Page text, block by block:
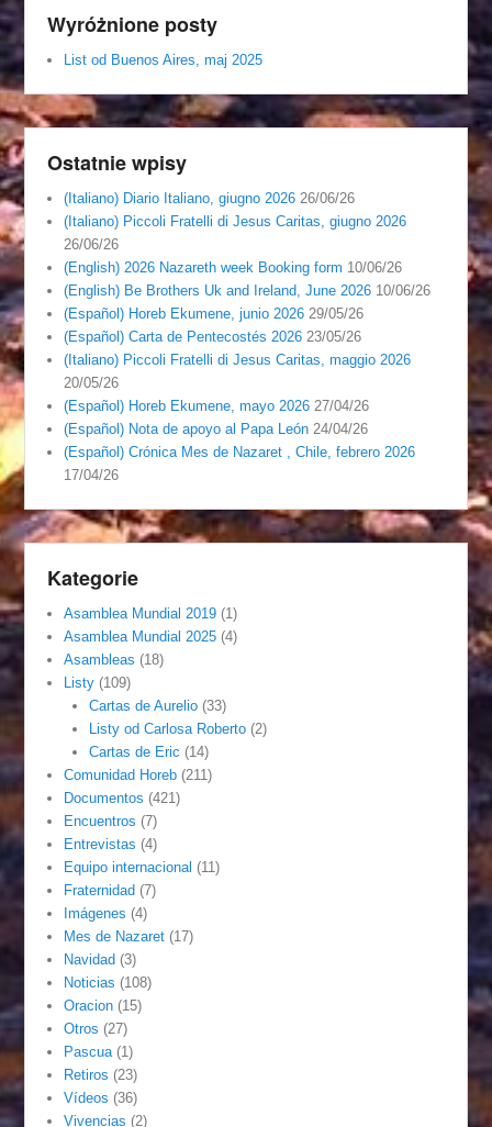
Wyróżnione posty
List od Buenos Aires, maj 2025
Ostatnie wpisy
(Italiano) Diario Italiano, giugno 2026 26/06/26
(Italiano) Piccoli Fratelli di Jesus Caritas, giugno 2026
26/06/26
(English) 2026 Nazareth week Booking form 10/06/26
(English) Be Brothers Uk and Ireland, June 2026 10/06/26
(Español) Horeb Ekumene, junio 2026 29/05/26
(Español) Carta de Pentecostés 2026 23/05/26
(Italiano) Piccoli Fratelli di Jesus Caritas, maggio 2026
20/05/26
(Español) Horeb Ekumene, mayo 2026 27/04/26
(Español) Nota de apoyo al Papa León 24/04/26
(Español) Crónica Mes de Nazaret , Chile, febrero 2026
17/04/26
Kategorie
Asamblea Mundial 2019 (1)
Asamblea Mundial 2025 (4)
Asambleas (18)
Listy (109)
Cartas de Aurelio(33)
Listy od Carlosa Roberto(2)
Cartas de Eric (14)
Comunidad Horeb (211)
Documentos (421)
Encuentros (7)
Entrevistas (4)
Equipo internacional (11)
Fraternidad (7)
Imágenes (4)
Mes de Nazaret (17)
Navidad (3)
Noticias (108)
Oracion (15)
Otros (27)
Pascua (1)
Retiros (23)
Vídeos (36)
Vivencias (2)